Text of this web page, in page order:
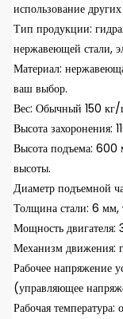
использование
Тип продукции:
нержавеющей стали,
Материал:
ваш выбор.
Вес: Обычный 150
Высота захоронения:
Высота подъема:
высоты.
Диаметр подъемной
Толщина стали: 6 мм,
Мощность двигателя:
Механизм движения:
Рабочее напряжение
(управляющее
Рабочая